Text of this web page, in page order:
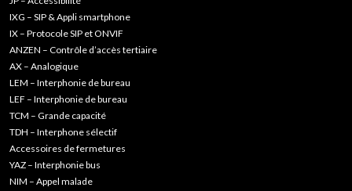
IXG – SIP & Appli smartphone
IX – Protocole SIP et ONVIF
ANZEN – Contrôle d’accès tertiaire
AX – Analogique
LEM – Interphonie de bureau
LEF – Interphonie de bureau
TCM – Grande capacité
TDH – Interphone sélectif
Accessoires de fermetures
YAZ – Interphonie bus
NIM – Appel malade